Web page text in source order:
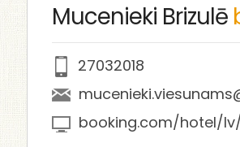
Mucenieki Brizulē
27032018
booking.com/hotel/